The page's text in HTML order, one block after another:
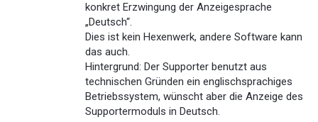
konkret Erzwingung der Anzeigesprache
„Deutsch“.
Dies ist kein Hexenwerk, andere Software kann
das auch.
Hintergrund: Der Supporter benutzt aus
technischen Gründen ein englischsprachiges
Betriebssystem, wünscht aber die Anzeige des
Supportermoduls in Deutsch.